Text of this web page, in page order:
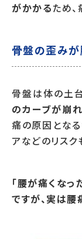
がかかるため
骨盤の歪み
骨盤は体の土
のカーブが崩
痛の原因とな
アなどのリスク
「腰が痛くな
ですが、実は